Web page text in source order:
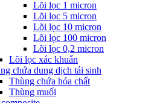
Lõi lọc 1 micron
Lõi lọc 5 micron
Lõi lọc 10 micron
Lõi lọc 100 micron
Lõi lọc 0,2 micron
Lõi lọc xác khuẩn
chứa dung dịch tái sinh
Thùng chứa hóa chất
Thùng muối